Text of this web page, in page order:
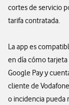
cortes de servicio
tarifa contratada.
La app es
en día cómo tarjeta
Google Pay y
cliente de
o incidencia pueda